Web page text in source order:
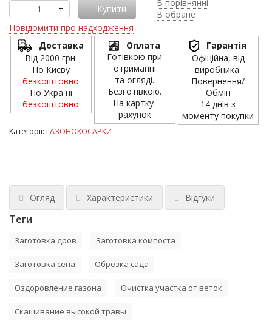
- +
Купити
Повідомити про надходження
В порівнянні
В обране
Доставка
Від 2000 грн:
По Києву
безкоштовно
По Україні
безкоштовно
Оплата
Готівкою при
отриманні
та огляді.
Безготівкою.
На картку-
рахунок
Гарантія
Офіційна, від
виробника.
Повернення/
Обмін
14 днів з
моменту покупки
Категорії: ГАЗОНОКОСАРКИ
Огляд Характеристики Відгуки
Теги
Заготовка дров Заготовка компоста
Заготовка сена Обрезка сада
Оздоровление газона Очистка участка от веток
Скашивание высокой травы